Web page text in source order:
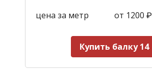
цена за метр
от 1200 ₽
Купить балку 14